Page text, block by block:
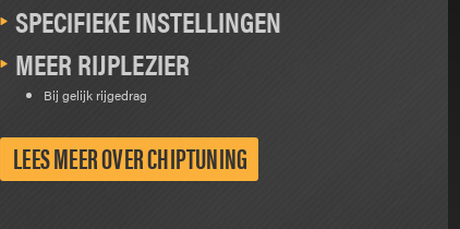
SPECIFIEKE INSTELLINGEN
MEER RIJPLEZIER
Bij gelijk rijgedrag
LEES MEER OVER CHIPTUNING